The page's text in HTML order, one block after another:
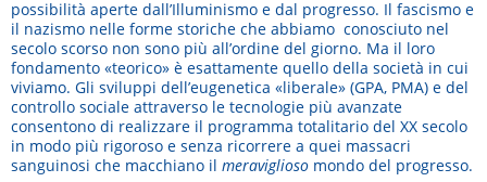
possibilità aperte dall’Illuminismo e dal progresso. Il fascismo e
il nazismo nelle forme storiche che abbiamo conosciuto nel
secolo scorso non sono più all’ordine del giorno. Ma il loro
fondamento «teorico» è esattamente quello della società in cui
viviamo. Gli sviluppi dell’eugenetica «liberale» (GPA, PMA) e del
controllo sociale attraverso le tecnologie più avanzate
consentono di realizzare il programma totalitario del XX secolo
in modo più rigoroso e senza ricorrere a quei massacri
sanguinosi che macchiano il meraviglioso mondo del progresso.